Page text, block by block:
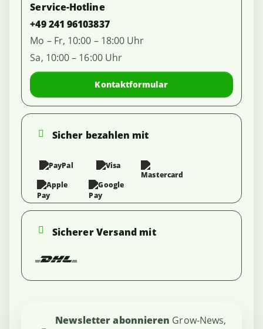
Service-Hotline
+49 241 96103837
Mo – Fr, 10:00 – 18:00 Uhr
Sa, 10:00 – 16:00 Uhr
Kontaktformular
Sicher bezahlen mit
Sicherer Versand mit
Newsletter abonnieren Grow-News,